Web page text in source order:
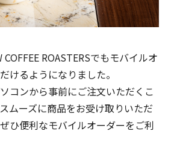
COFFEE ROASTERSでもモバイルオ
けるようになりました。
コンから事前にご注文いただくこ
ムーズに商品をお受け取りいただ
ひ便利なモバイルオーダーをご利